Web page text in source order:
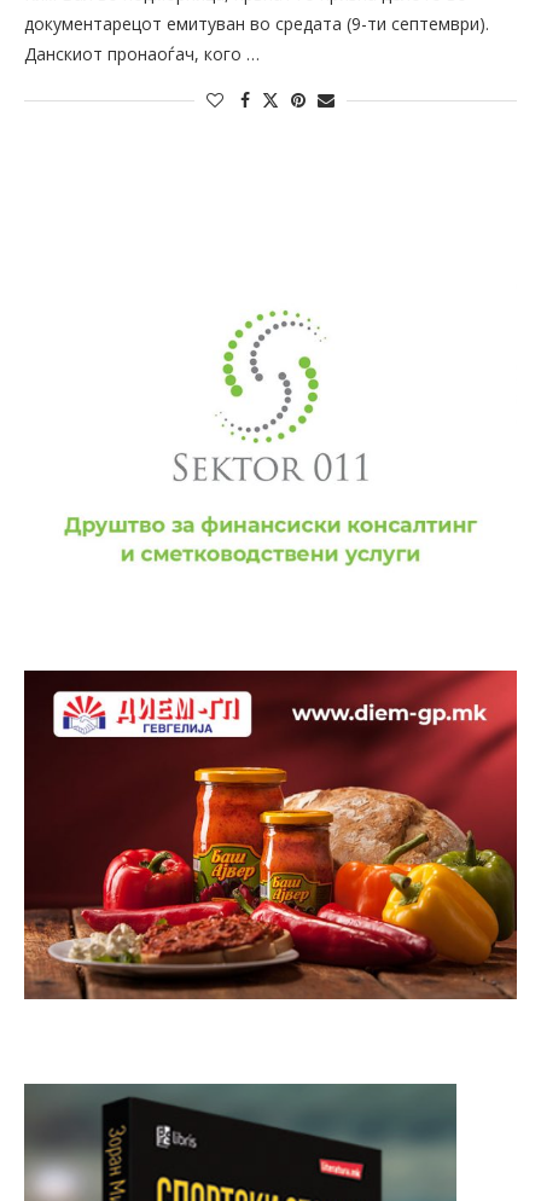
документарецот емитуван во средата (9-ти септември).
Данскиот пронаоѓач, кого …